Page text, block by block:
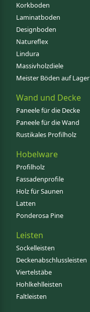
Korkboden
Laminatboden
Designboden
Natureflex
Lindura
Massivholzdiele
Meister Böden auf Lager
Wand und Decke
Paneele für die Decke
Paneele für die Wand
Rustikales Profilholz
Hobelware
Profilholz
Fassadenprofile
Holz für Saunen
Latten
Ponderosa Pine
Leisten
Sockelleisten
Deckenabschlussleisten
Viertelstäbe
Hohlkehlleisten
Faltleisten